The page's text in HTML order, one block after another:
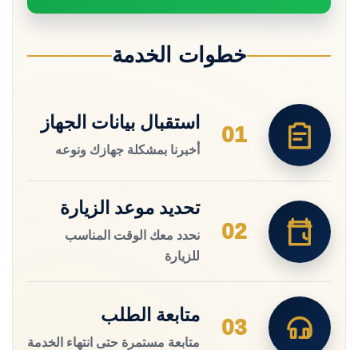
خطوات الخدمة
01
استقبال بيانات الجهاز
أخبرنا بمشكلة جهازك ونوعه
02
تحديد موعد الزيارة
نحدد معك الوقت المناسب
للزيارة
03
متابعة الطلب
متابعة مستمرة حتى انتهاء الخدمة